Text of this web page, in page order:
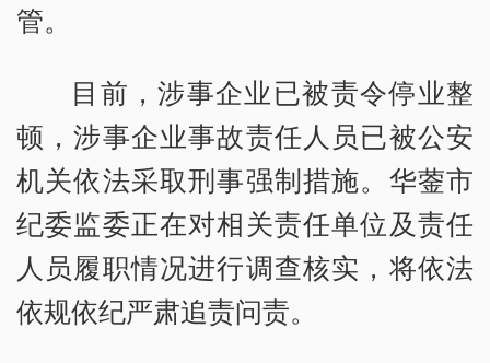
管。
目前，涉事企业已被责令停业整
顿，涉事企业事故责任人员已被公安
机关依法采取刑事强制措施。华蓥市
纪委监委正在对相关责任单位及责任
人员履职情况进行调查核实，将依法
依规依纪严肃追责问责。